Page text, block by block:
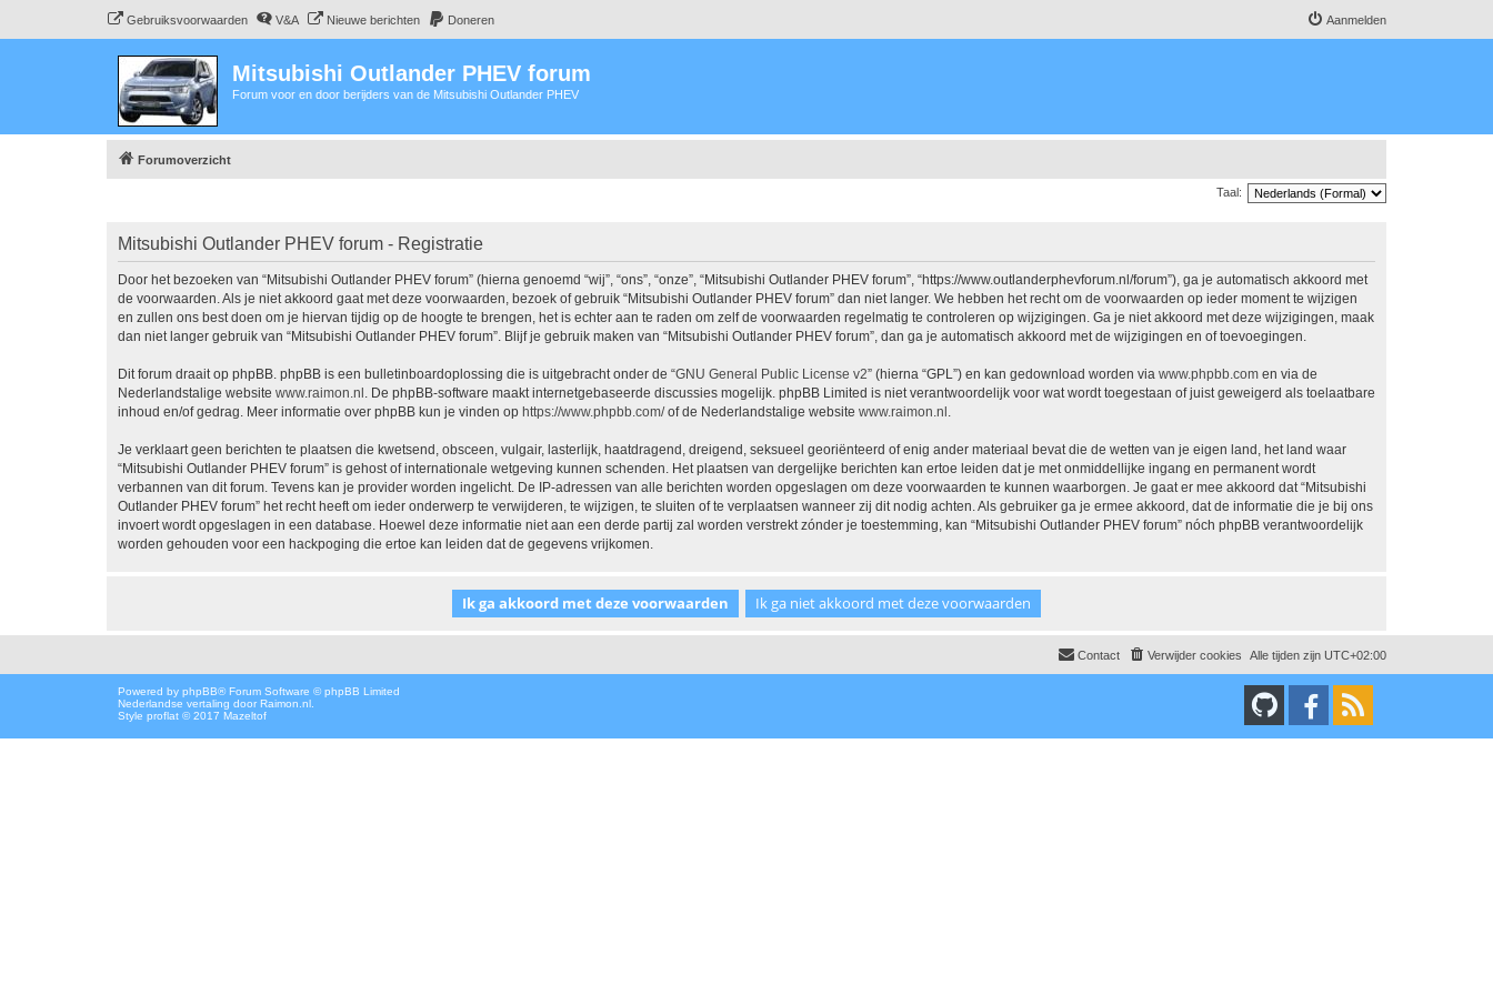
Gebruiksvoorwaarden V&A Nieuwe berichten Doneren Aanmelden
Mitsubishi Outlander PHEV forum
Forum voor en door berijders van de Mitsubishi Outlander PHEV
Forumoverzicht
Taal:
Mitsubishi Outlander PHEV forum - Registratie
Door het bezoeken van “Mitsubishi Outlander PHEV forum” (hierna genoemd “wij”, “ons”, “onze”, “Mitsubishi Outlander PHEV forum”, “https://www.outlanderphevforum.nl/forum”), ga je automatisch akkoord met
de voorwaarden. Als je niet akkoord gaat met deze voorwaarden, bezoek of gebruik “Mitsubishi Outlander PHEV forum” dan niet langer. We hebben het recht om de voorwaarden op ieder moment te wijzigen
en zullen ons best doen om je hiervan tijdig op de hoogte te brengen, het is echter aan te raden om zelf de voorwaarden regelmatig te controleren op wijzigingen. Ga je niet akkoord met deze wijzigingen, maak
dan niet langer gebruik van “Mitsubishi Outlander PHEV forum”. Blijf je gebruik maken van “Mitsubishi Outlander PHEV forum”, dan ga je automatisch akkoord met de wijzigingen en of toevoegingen.
Dit forum draait op phpBB. phpBB is een bulletinboardoplossing die is uitgebracht onder de “GNU General Public License v2” (hierna “GPL”) en kan gedownload worden via www.phpbb.com en via de
Nederlandstalige website www.raimon.nl . De phpBB-software maakt internetgebaseerde discussies mogelijk. phpBB Limited is niet verantwoordelijk voor wat wordt toegestaan of juist geweigerd als toelaatbare
inhoud en/of gedrag. Meer informatie over phpBB kun je vinden op https://www.phpbb.com/of de Nederlandstalige website www.raimon.nl
Je verklaart geen berichten te plaatsen die kwetsend, obsceen, vulgair, lasterlijk, haatdragend, dreigend, seksueel georiënteerd of enig ander materiaal bevat die de wetten van je eigen land, het land waar
“Mitsubishi Outlander PHEV forum” is gehost of internationale wetgeving kunnen schenden. Het plaatsen van dergelijke berichten kan ertoe leiden dat je met onmiddellijke ingang en permanent wordt
verbannen van dit forum. Tevens kan je provider worden ingelicht. De IP-adressen van alle berichten worden opgeslagen om deze voorwaarden te kunnen waarborgen. Je gaat er mee akkoord dat “Mitsubishi
Outlander PHEV forum” het recht heeft om ieder onderwerp te verwijderen, te wijzigen, te sluiten of te verplaatsen wanneer zij dit nodig achten. Als gebruiker ga je ermee akkoord, dat de informatie die je bij ons
invoert wordt opgeslagen in een database. Hoewel deze informatie niet aan een derde partij zal worden verstrekt zónder je toestemming, kan “Mitsubishi Outlander PHEV forum” nóch phpBB verantwoordelijk
worden gehouden voor een hackpoging die ertoe kan leiden dat de gegevens vrijkomen.
Alle tijden zijn UTC+02:00
Verwijder cookies
Contact
Powered by phpBB® Forum Software © phpBB Limited
Nederlandse vertaling door Raimon.nl
Style proflat © 2017 Mazeltof